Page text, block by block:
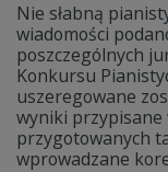
Nie słabną
wiadomości
poszczególnych
Konkursu
uszeregowane
wyniki przypisane
przygotowanych
wprowadzane